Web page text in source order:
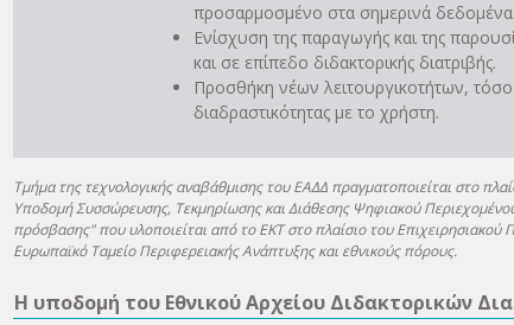
προσαρμοσμένο στα σημερινά
Ενίσχυση της παραγωγής και της
και σε επίπεδο διδακτορικής διατριβής.
Προσθήκη νέων λειτουργικοτήτων,
διαδραστικότητας με το χρήστη.
Τμήμα της τεχνολογικής αναβάθμισης του ΕΑΔΔ πραγματοποιείται στο
Υποδομή Συσσώρευσης, Τεκμηρίωσης και Διάθεσης Ψηφιακού
πρόσβασης" που υλοποιείται από το ΕΚΤ στο πλαίσιο του
Ευρωπαϊκό Ταμείο Περιφερειακής Ανάπτυξης και εθνικούς πόρους.
Η υποδομή του Εθνικού Αρχείου Διδακτορικών